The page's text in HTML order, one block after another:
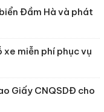
Đầm Hà và phát
xe miễn phí phục vụ
Giấy CNQSDĐ cho